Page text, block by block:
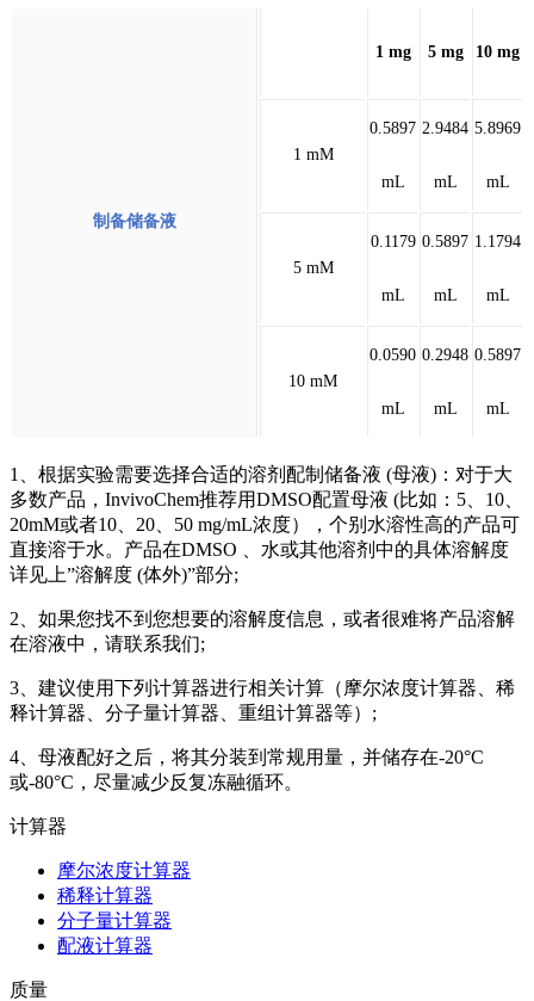
制备储备液
1 mg 5 mg 10 mg
1 mM
0.5897
mL
2.9484
mL
5.8969
mL
5 mM
0.1179
mL
0.5897
mL
1.1794
mL
10 mM
0.0590
mL
0.2948
mL
0.5897
mL
1、根据实验需要选择合适的溶剂配制储备液 (母液)：对于大
多数产品，InvivoChem推荐用DMSO配置母液 (比如：5、10、
20mM或者10、20、50 mg/mL浓度），个别水溶性高的产品可
直接溶于水。产品在DMSO 、水或其他溶剂中的具体溶解度
详见上”溶解度 (体外)”部分;
2、如果您找不到您想要的溶解度信息，或者很难将产品溶解
在溶液中，请联系我们;
3、建议使用下列计算器进行相关计算（摩尔浓度计算器、稀
释计算器、分子量计算器、重组计算器等）;
4、母液配好之后，将其分装到常规用量，并储存在-20°C
或-80°C，尽量减少反复冻融循环。
计算器
摩尔浓度计算器
稀释计算器
分子量计算器
配液计算器
质量